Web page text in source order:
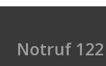
Notruf 122